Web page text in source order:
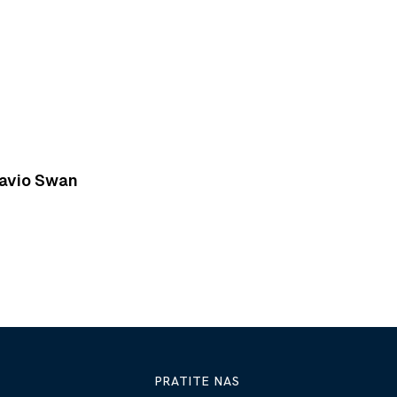
Swan
PRATITE NAS